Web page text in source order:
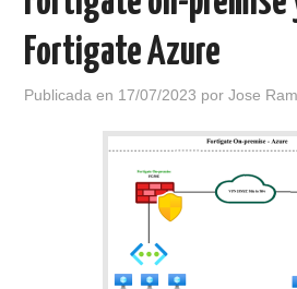
Fortigate Azure
Publicada en 17/07/2023 porJose